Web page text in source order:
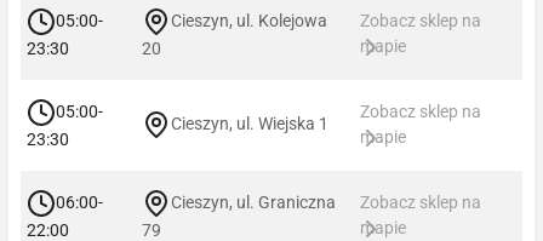
05:00-
23:30
Cieszyn, ul. Kolejowa
20
Zobacz sklep na
mapie
05:00-
23:30
Cieszyn, ul. Wiejska 1
Zobacz sklep na
mapie
06:00-
22:00
Cieszyn, ul. Graniczna
79
Zobacz sklep na
mapie